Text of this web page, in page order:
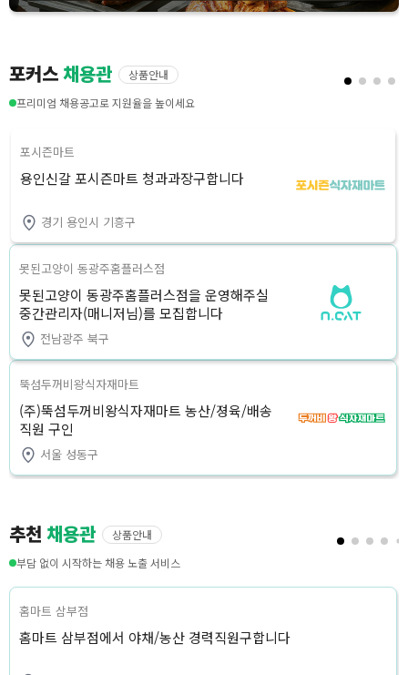
포커스채용관
상품안내
프리미엄 채용공고로 지원율을 높이세요
포시즌마트
용인신갈 포시즌마트 청과과장구합니다
경기 용인시 기흥구
못된고양이 동광주홈플러스점
못된고양이 동광주홈플러스점을 운영해주실
중간관리자(매니저님)를 모집합니다
전남광주 북구
뚝섬두꺼비왕식자재마트
(주)뚝섬두꺼비왕식자재마트 농산/졍육/배송
직원 구인
서울 성동구
추천 채용관
상품안내
부담 없이 시작하는 채용 노출 서비스
홈마트 삼부점
홈마트 삼부점에서 야채/농산 경력직원구합니다